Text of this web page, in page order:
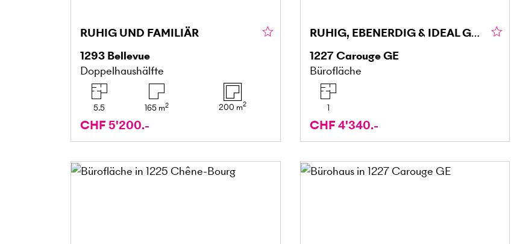
RUHIG UND FAMILIÄR
1293 Bellevue
Doppelhaushälfte
5.5 165 m2 200 m2
CHF 5'200.-
RUHIG, EBENERDIG & IDEAL GELEGEN
1227Carouge GE
Bürofläche
1
CHF 4'340.-